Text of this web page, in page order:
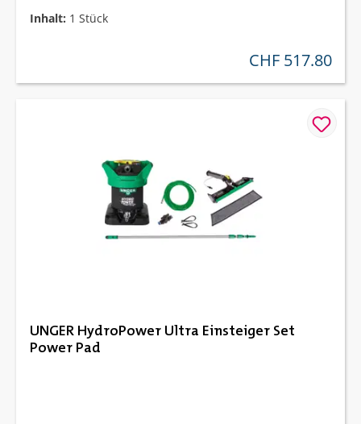
Inhalt: 1 Stück
regulärer preis:
CHF 517.80
UNGER HydroPower Ultra Einsteiger Set
Power Pad